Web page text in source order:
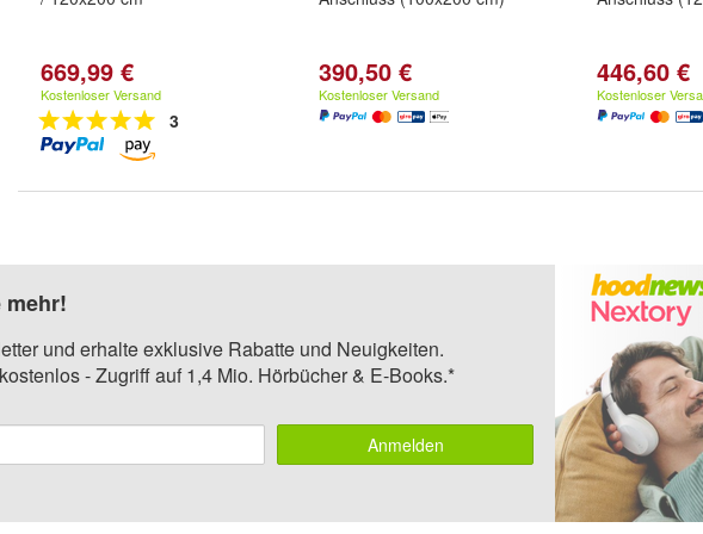
669,99 €
Kostenloser Versand
3
390,50 €
Kostenloser Versand
446,60 €
Kostenloser
mehr!
und erhalte exklusive Rabatte und Neuigkeiten.
- Zugriff auf 1,4 Mio. Hörbücher & E-Books.*
Anmelden